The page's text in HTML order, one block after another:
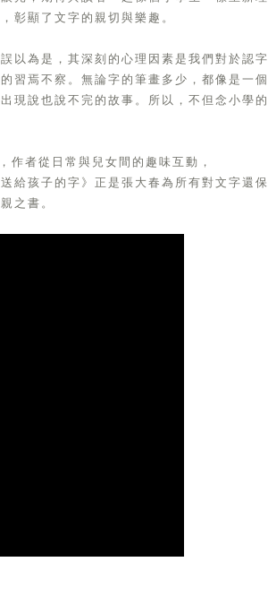
彰顯了文字的親切與樂趣。
以為是，其深刻的心理因素是我們對於認字
習焉不察。無論字的筆畫多少，都像是一個
現說也說不完的故事。所以，不但念小學的
作者從日常與兒女間的趣味互動，
給孩子的字》正是張大春為所有對文字還保
之書。